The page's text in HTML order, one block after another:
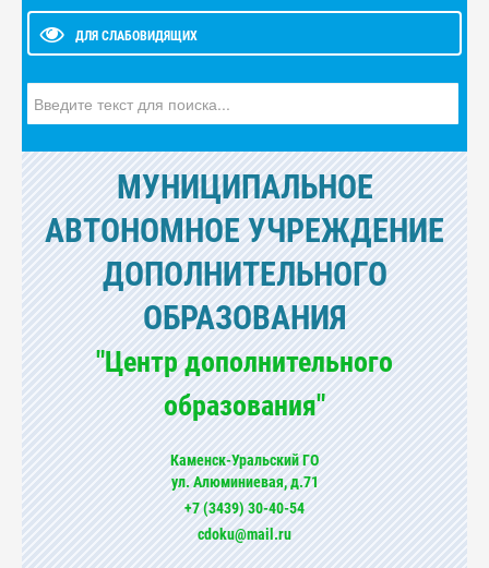
ДЛЯ СЛАБОВИДЯЩИХ
МУНИЦИПАЛЬНОЕ
АВТОНОМНОЕ УЧРЕЖДЕНИЕ
ДОПОЛНИТЕЛЬНОГО
ОБРАЗОВАНИЯ
"Центр дополнительного
образования"
Каменск-Уральский ГО
ул. Алюминиевая, д.71
+7 (3439) 30-40-54
cdoku@mail.ru